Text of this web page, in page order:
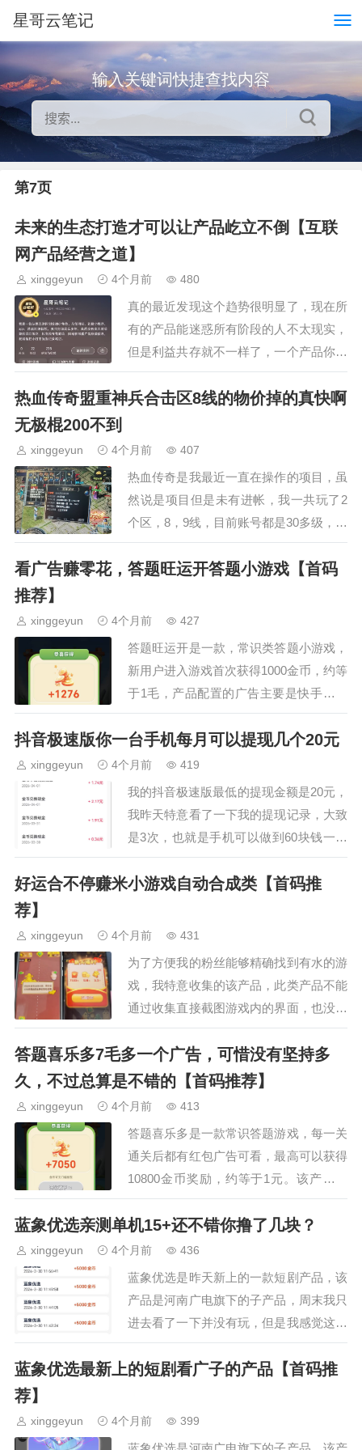
星哥云笔记
输入关键词快捷查找内容
第7页
未来的生态打造才可以让产品屹立不倒【互联
网产品经营之道】
xinggeyun 4个月前 480
真的最近发现这个趋势很明显了，现在所
有的产品能迷惑所有阶段的人不太现实，
但是利益共存就不一样了，一个产品你玩
它是基于什么目的很重要。你为什么刷短
视频？学知识还是消磨时间？当所有的人
热血传奇盟重神兵合击区8线的物价掉的真快啊
无极棍200不到
xinggeyun 4个月前 407
热血传奇是我最近一直在操作的项目，虽
然说是项目但是未有进帐，我一共玩了2
个区，8，9线，目前账号都是30多级，基
本可以挂机一些稍微高级的地图也能出一
些值钱的装备了。项目来说一说2个号的
看广告赚零花，答题旺运开答题小游戏【首码
推荐】
xinggeyun 4个月前 427
答题旺运开是一款，常识类答题小游戏，
新用户进入游戏首次获得1000金币，约等
于1毛，产品配置的广告主要是快手联盟
+穿山甲，其次是百度。顶包配置1块。该
类产品的金币收益主要由自己的手机权重
决定，需要综合…
抖音极速版你一台手机每月可以提现几个20元
xinggeyun 4个月前 419
我的抖音极速版最低的提现金额是20元，
我昨天特意看了一下我的提现记录，大致
是3次，也就是手机可以做到60块钱一个
月，可以保证自己的话费是没有问题的。
有的时候会忘记去拿预约的金币，或者去
好运合不停赚米小游戏自动合成类【首码推
荐】
xinggeyun 4个月前 431
为了方便我的粉丝能够精确找到有水的游
戏，我特意收集的该产品，此类产品不能
通过收集直接截图游戏内的界面，也没有
邀请功能，所以更没有下载地址。这类产
品不能通过操作在游戏内进行养机，直接
开多少金币就是多少金…
答题喜乐多7毛多一个广告，可惜没有坚持多
久，不过总算是不错的【首码推荐】
xinggeyun 4个月前 413
答题喜乐多是一款常识答题游戏，每一关
通关后都有红包广告可看，最高可以获得
10800金币奖励，约等于1元。该产品主
要配置的是手+穿山甲，主激励视频以手
为准：我看到高价值金币广告是游戏广，
热血江湖游戏进入…
蓝象优选亲测单机15+还不错你撸了几块？
xinggeyun 4个月前 436
蓝象优选是昨天新上的一款短剧产品，该
产品是河南广电旗下的子产品，周末我只
进去看了一下并没有玩，但是我感觉这个
绝对前期是有水的，因为我只一会就直接
到了满包5000金币，开局就是4000金
蓝象优选最新上的短剧看广子的产品【首码推
荐】
xinggeyun 4个月前 399